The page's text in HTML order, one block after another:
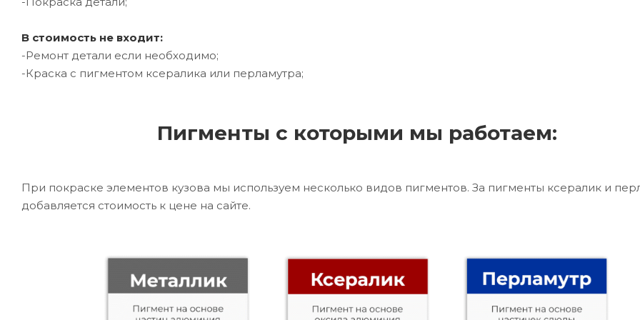
В стоимость не входит:
-Ремонт детали если необходимо;
-Краска с пигментом ксералика или перламутра;
Пигменты с которыми мы работаем:
При покраске элементов кузова мы используем несколько видов пигментов. За пигменты ксералик и
добавляется стоимость к цене на сайте.